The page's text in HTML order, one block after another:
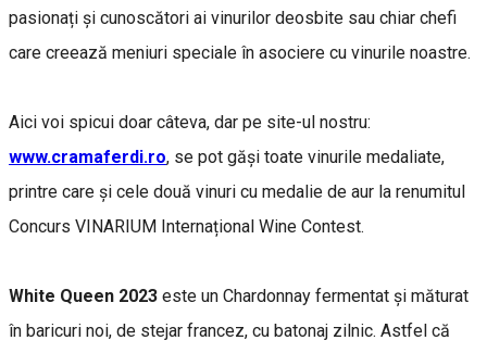
pasionați și cunoscători ai vinurilor deosbite sau chiar chefi
care creează meniuri speciale în asociere cu vinurile noastre.
Aici voi spicui doar câteva, dar pe site-ul nostru:
www.cramaferdi.ro, se pot găși toate vinurile medaliate,
printre care și cele două vinuri cu medalie de aur la renumitul
Concurs VINARIUM Internațional Wine Contest.
White Queen 2023 este un Chardonnay fermentat și măturat
în baricuri noi, de stejar francez, cu batonaj zilnic. Astfel că